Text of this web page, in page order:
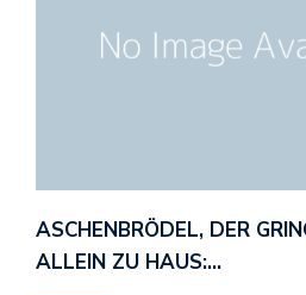
ASCHENBRÖDEL, DER
ALLEIN ZU HAUS:…